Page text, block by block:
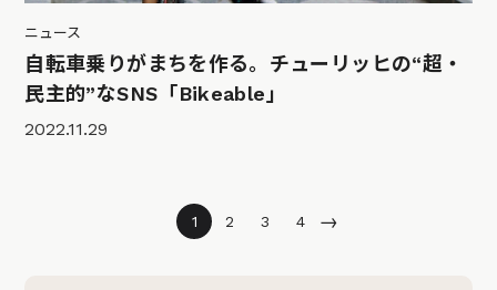
ニュース
自転車乗りがまちを作る。チューリッヒの“超・
民主的”なSNS「Bikeable」
2022.11.29
1 2 3 4 →